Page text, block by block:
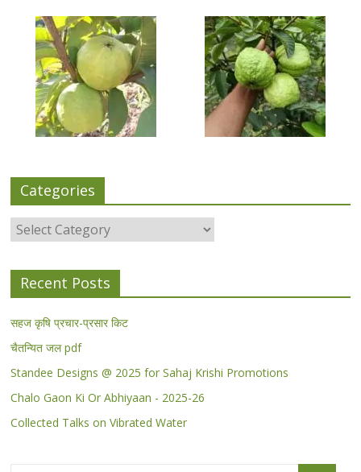
Categories
Categories
Recent Posts
सहज कृषि प्रचार-प्रसार किट
चैतन्यित जल pdf
Standee Designs @ 2025 for Sahaj Krishi Promotions
Chalo Gaon Ki Or Abhiyaan - 2025-26
Collected Talks on Vibrated Water